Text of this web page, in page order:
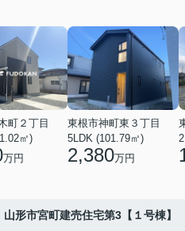
町２丁目
㎡)
万円
東根市神町東３丁目
5LDK (101.79㎡)
2,380万円
山形市宮町建売住宅第3【１号棟】